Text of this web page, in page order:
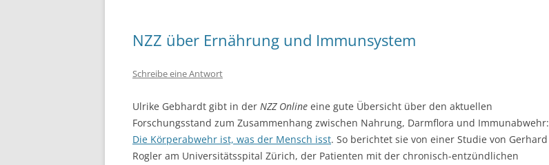
NZZ über Ernährung und Immunsystem
Schreibe eine Antwort
Ulrike Gebhardt gibt in der NZZ Online eine gute Übersicht über den aktuellen
Forschungsstand zum Zusammenhang zwischen Nahrung, Darmflora und Immunabwehr:
Die Körperabwehr ist, was der Mensch isst. So berichtet sie von einer Studie von Gerhard
Rogler am Universitätsspital Zürich, der Patienten mit der chronisch-entzündlichen